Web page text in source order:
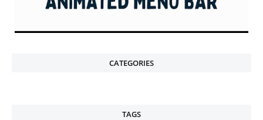
CATEGORIES
TAGS